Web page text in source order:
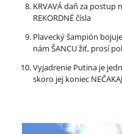
KRVAVÁ daň za postup
REKORDNÉ čísla
Plavecký šampión
nám ŠANCU žiť, prosí
Vyjadrenie Putina je
skoro jej koniec